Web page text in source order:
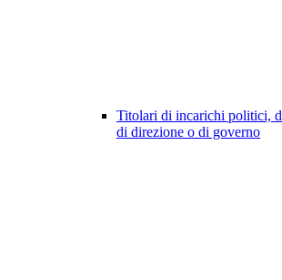
Titolari di incarichi politici,
di direzione o di governo